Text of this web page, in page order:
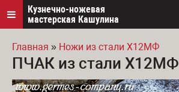
Кузнечно-ножевая
мастерская Кашулина
Вы здесь
Главная » Ножи из стали Х12МФ
ПЧАК из стали Х12МФ